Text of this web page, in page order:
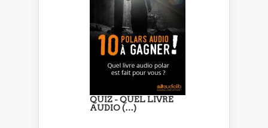
QUIZ - QUEL LIVRE
AUDIO (…)